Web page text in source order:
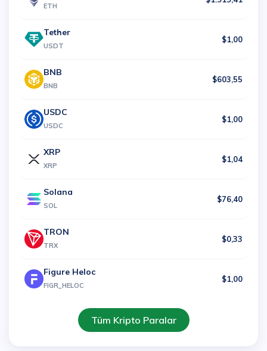
ETH
Tether
USDT
$1,00
BNB
BNB
$603,55
USDC
USDC
$1,00
XRP
XRP
$1,04
Solana
SOL
$76,40
TRON
TRX
$0,33
Figure Heloc
FIGR_HELOC
$1,00
Tüm Kripto Paralar